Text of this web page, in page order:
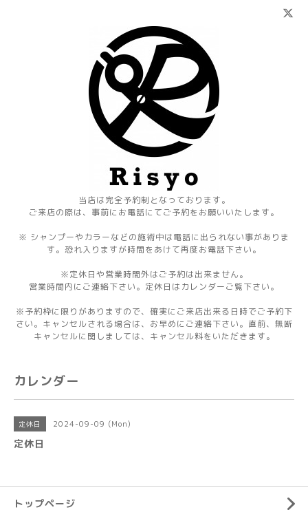
当店は完全予約制となっております。
ご来店の際は、事前にお電話にてご予約をお願いいたします。
※ シャンプーやカラーなどの施術中は電話に出られない事がありま
す。恐れ入りますが時間をあけて再度お電話下さい。
※定休日や営業時間外はご予約は出来ません。
営業時間内にご連絡下さい。定休日はカレンダーご覧下さい。
※予約枠に限りがありますので、確実にご来店出来る日時でご予約下
さい。キャンセルされる場合は、お早めにご連絡下さい。直前、無断
キャンセルに関しましては、キャンセル料をいただきます。
カレンダー
定休日 2024-09-09 (Mon)
定休日
トップページ